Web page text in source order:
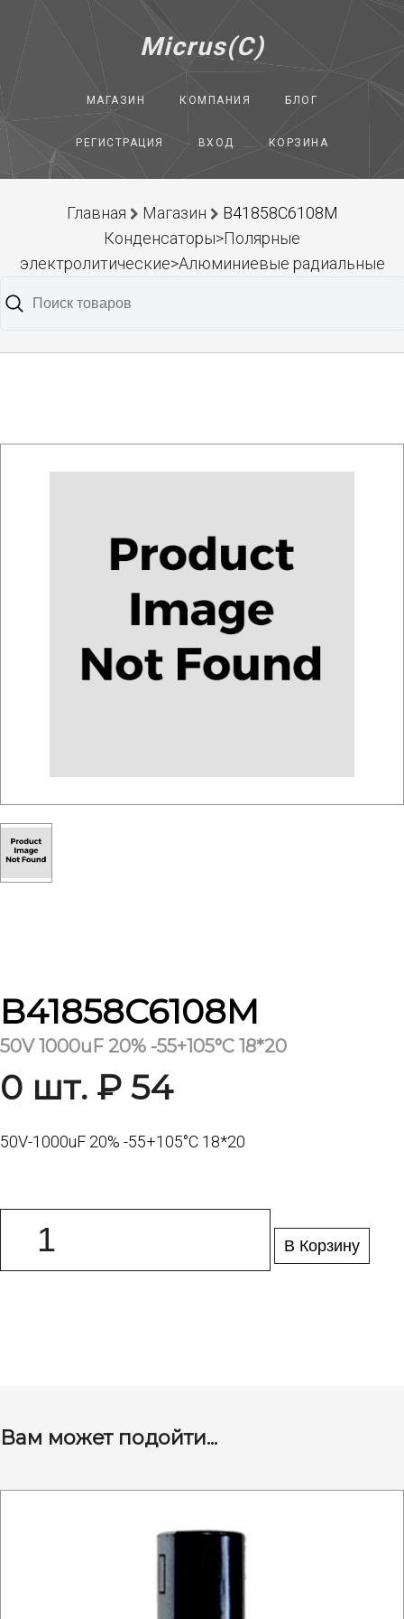
Micrus(C)
МАГАЗИН КОМПАНИЯ БЛОГ
РЕГИСТРАЦИЯ ВХОД КОРЗИНА
Главная Магазин
B41858C6108M
Конденсаторы>Полярные
электролитические>Алюминиевые радиальные
B41858C6108M
50V 1000uF 20% -55+105°С 18*20
0 шт. ₽ 54
50V-1000uF 20% -55+105°С 18*20
В Корзину
Вам может подойти...